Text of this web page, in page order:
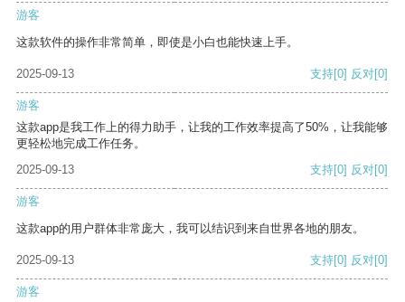
游客
这款软件的操作非常简单，即使是小白也能快速上手。
2025-09-13 支持[0] 反对[0]
游客
这款app是我工作上的得力助手，让我的工作效率提高了50%，让我能够
更轻松地完成工作任务。
2025-09-13
支持[0] 反对[0]
游客
这款app的用户群体非常庞大，我可以结识到来自世界各地的朋友。
2025-09-13 支持[0] 反对[0]
游客